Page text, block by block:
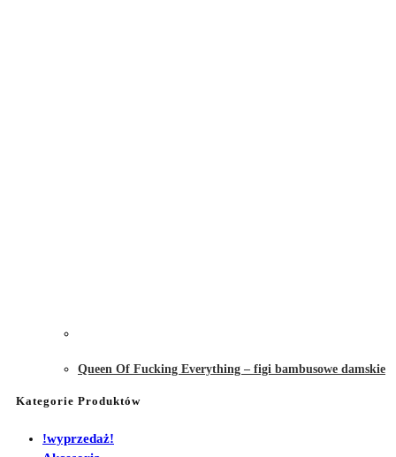
Queen Of Fucking Everything – figi bambusowe damskie
Kategorie Produktów
!wyprzedaż!